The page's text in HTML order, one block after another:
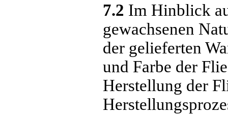
7.2 Im Hinblick
gewachsenen
der gelieferten
und Farbe der
Herstellung der